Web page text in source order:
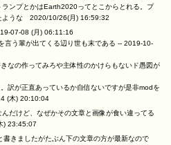
ンプとかはEarth2020ってとこからとれる。プ
ような 2020/10/26(月) 16:59:32
07-08 (月) 06:11:16
言う輩が出てくる辺り世も末である -- 2019-10-
なの作ってみろや主体性のかけらもないド愚図が
訳が正直あっているか自信ないですが是非modを
(木) 20:10:04
だけど、なぜかその文章と画像が食い違ってる
) 23:45:07
書きましたがたぶん下の文章の方が最新なので